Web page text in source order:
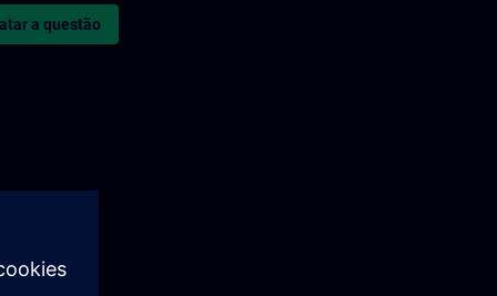
a questão